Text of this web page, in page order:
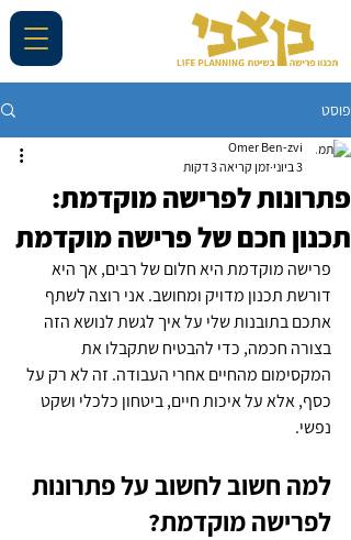
פוסט
פתרונות לפרישה מוקדמת:
תכנון חכם של פרישה מוקדמת
Omer Ben-zvi
3 ביוני
זמן קריאה 3 דקות
פרישה מוקדמת היא חלום של רבים, אך היא
דורשת תכנון מדויק ומחושב. אני רוצה לשתף
אתכם בתובנות שלי על איך לגשת לנושא הזה
בצורה חכמה, כדי להבטיח שתקבלו את
המקסימום מהחיים אחרי העבודה. זה לא רק על
כסף, אלא על איכות חיים, ביטחון כלכלי ושקט
נפשי.
למה חשוב לחשוב על פתרונות
לפרישה מוקדמת?